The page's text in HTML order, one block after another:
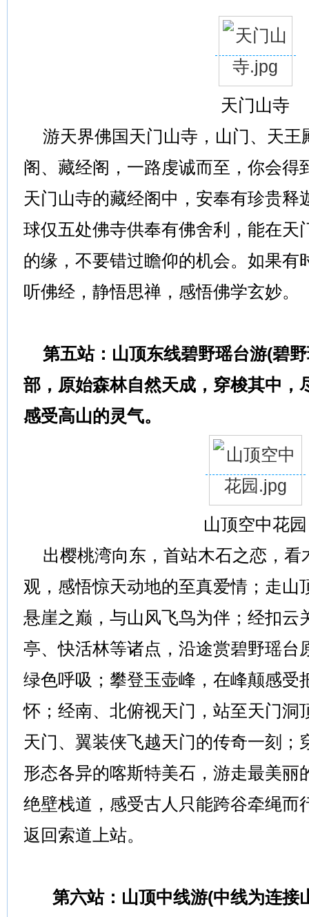
天门山寺
游天界佛国天门山寺，山门、天王
阁、藏经阁，一路虔诚而至，你会得
天门山寺的藏经阁中，安奉有珍贵释
球仅五处佛寺供奉有佛舍利，能在天
的缘，不要错过瞻仰的机会。如果有
听佛经，静悟思禅，感悟佛学玄妙。
第五站：山顶东线碧野瑶台游(碧
部，原始森林自然天成，穿梭其中，
感受高山的灵气。
山顶空中花园
出樱桃湾向东，首站木石之恋，看
观，感悟惊天动地的至真爱情；走山
悬崖之巅，与山风飞鸟为伴；经扣云
亭、快活林等诸点，沿途赏碧野瑶台
绿色呼吸；攀登玉壶峰，在峰颠感受
怀；经南、北俯视天门，站至天门洞
天门、翼装侠飞越天门的传奇一刻；
形态各异的喀斯特美石，游走最美丽
绝壁栈道，感受古人只能跨谷牵绳而
返回索道上站。
第六站：山顶中线游(中线为连接